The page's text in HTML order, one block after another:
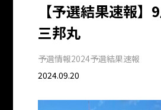
【予選結果速報
三邦丸
予選情報2024予選結果速報
2024.09.20